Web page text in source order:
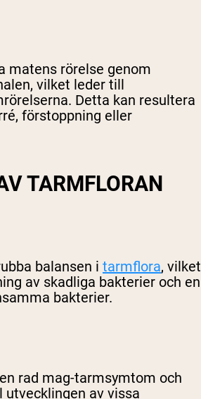
matens rörelse genom
vilket leder till
Detta kan resultera
förstoppning eller
TARMFLORAN
balansen i tarmflora, vilket
av skadliga bakterier och en
bakterier.
rad mag-tarmsymtom och
utvecklingen av vissa